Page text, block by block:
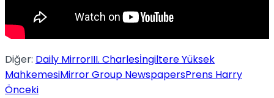
Diğer: Daily MirrorIII. Charlesİngiltere Yüksek
MahkemesiMirror Group NewspapersPrens Harry
Önceki